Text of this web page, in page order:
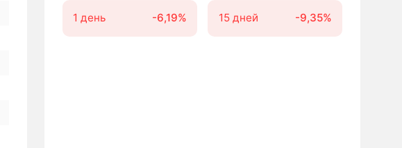
1 день -6,19% 15 дней -9,35%